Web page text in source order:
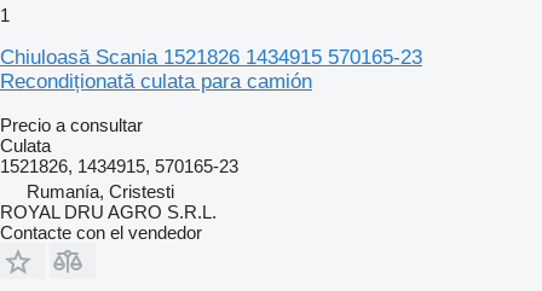
1
Chiuloasă Scania 1521826 1434915 570165-23
Recondiționată culata para camión
Precio a consultar
Culata
1521826, 1434915, 570165-23
Rumanía, Cristesti
ROYAL DRU AGRO S.R.L.
Contacte con el vendedor